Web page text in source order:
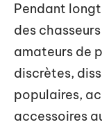
Pendant
des
amateurs de
discrètes,
populaires,
accessoires